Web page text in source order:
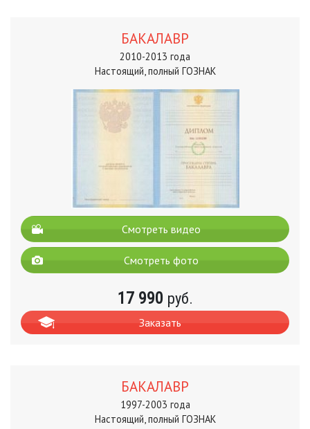
БАКАЛАВР
2010-2013 года
Настоящий, полный ГОЗНАК
Смотреть видео
Смотреть фото
17 990 руб.
Заказать
БАКАЛАВР
1997-2003 года
Настоящий, полный ГОЗНАК